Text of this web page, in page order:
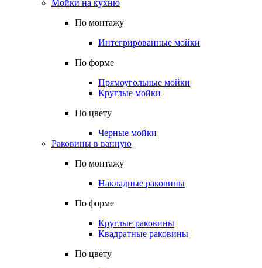
Мойки на кухню
По монтажу
Интегрированные мойки
По форме
Прямоугольные мойки
Круглые мойки
По цвету
Черные мойки
Раковины в ванную
По монтажу
Накладные раковины
По форме
Круглые раковины
Квадратные раковины
По цвету